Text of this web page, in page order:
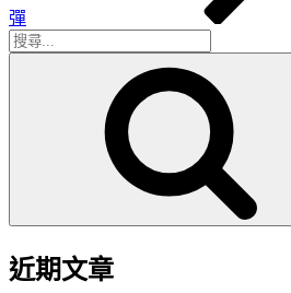
彈
搜
近期文章